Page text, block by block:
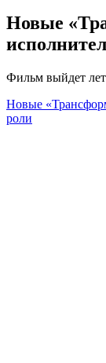
Новые
Фильм выйдет
Новые
роли